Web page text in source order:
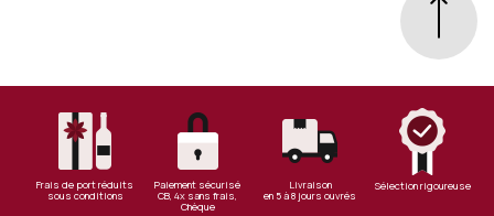
Frais de port réduits
sous conditions
Paiement sécurisé
CB, 4x sans frais,
Chèque
Livraison
en 5 à 8 jours ouvrés
Sélection rigoureuse